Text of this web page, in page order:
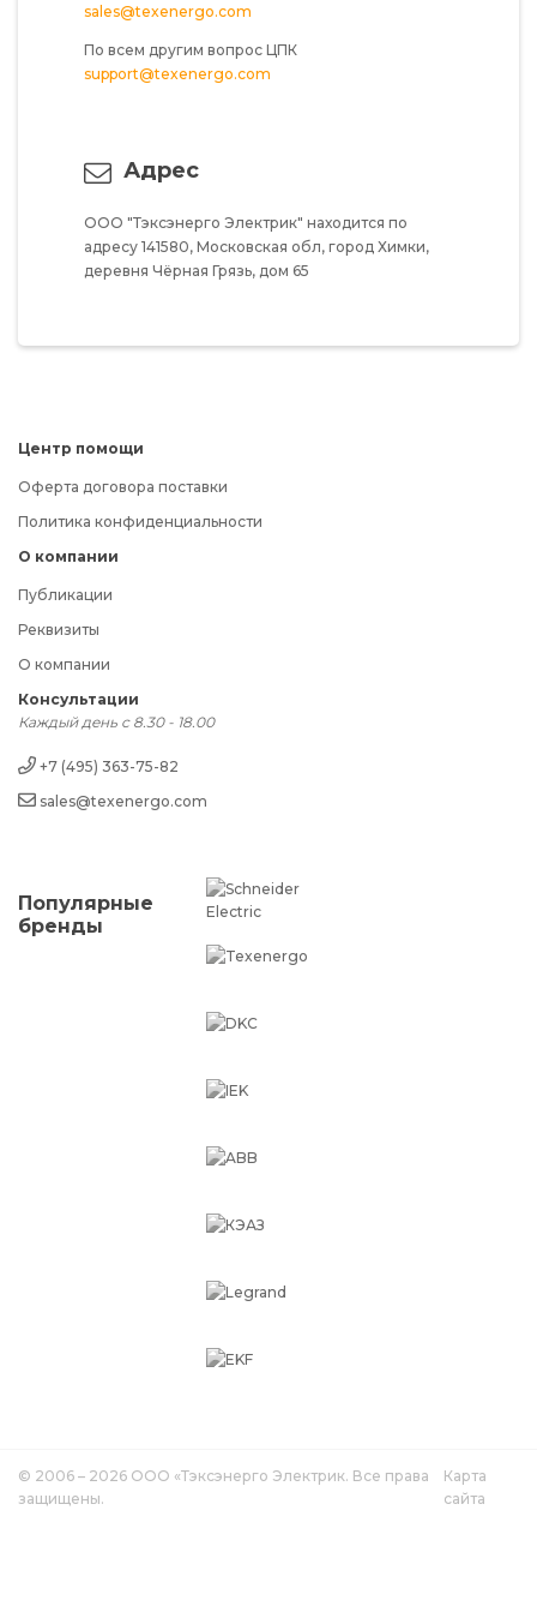
sales@texenergo.com
По всем другим вопрос ЦПК
support@texenergo.com
Адрес
ООО "Тэксэнерго Электрик" находится по
адресу 141580, Московская обл, город Химки,
деревня Чёрная Грязь, дом 65
Центр помощи
Оферта договора поставки
Политика конфиденциальности
О компании
Публикации
Реквизиты
О компании
Консультации
Каждый день с 8.30 - 18.00
+7 (495) 363-75-82
sales@texenergo.com
Популярные
бренды
© 2006 – 2026 ООО «Тэксэнерго Электрик. Все права
защищены.
Карта
сайта